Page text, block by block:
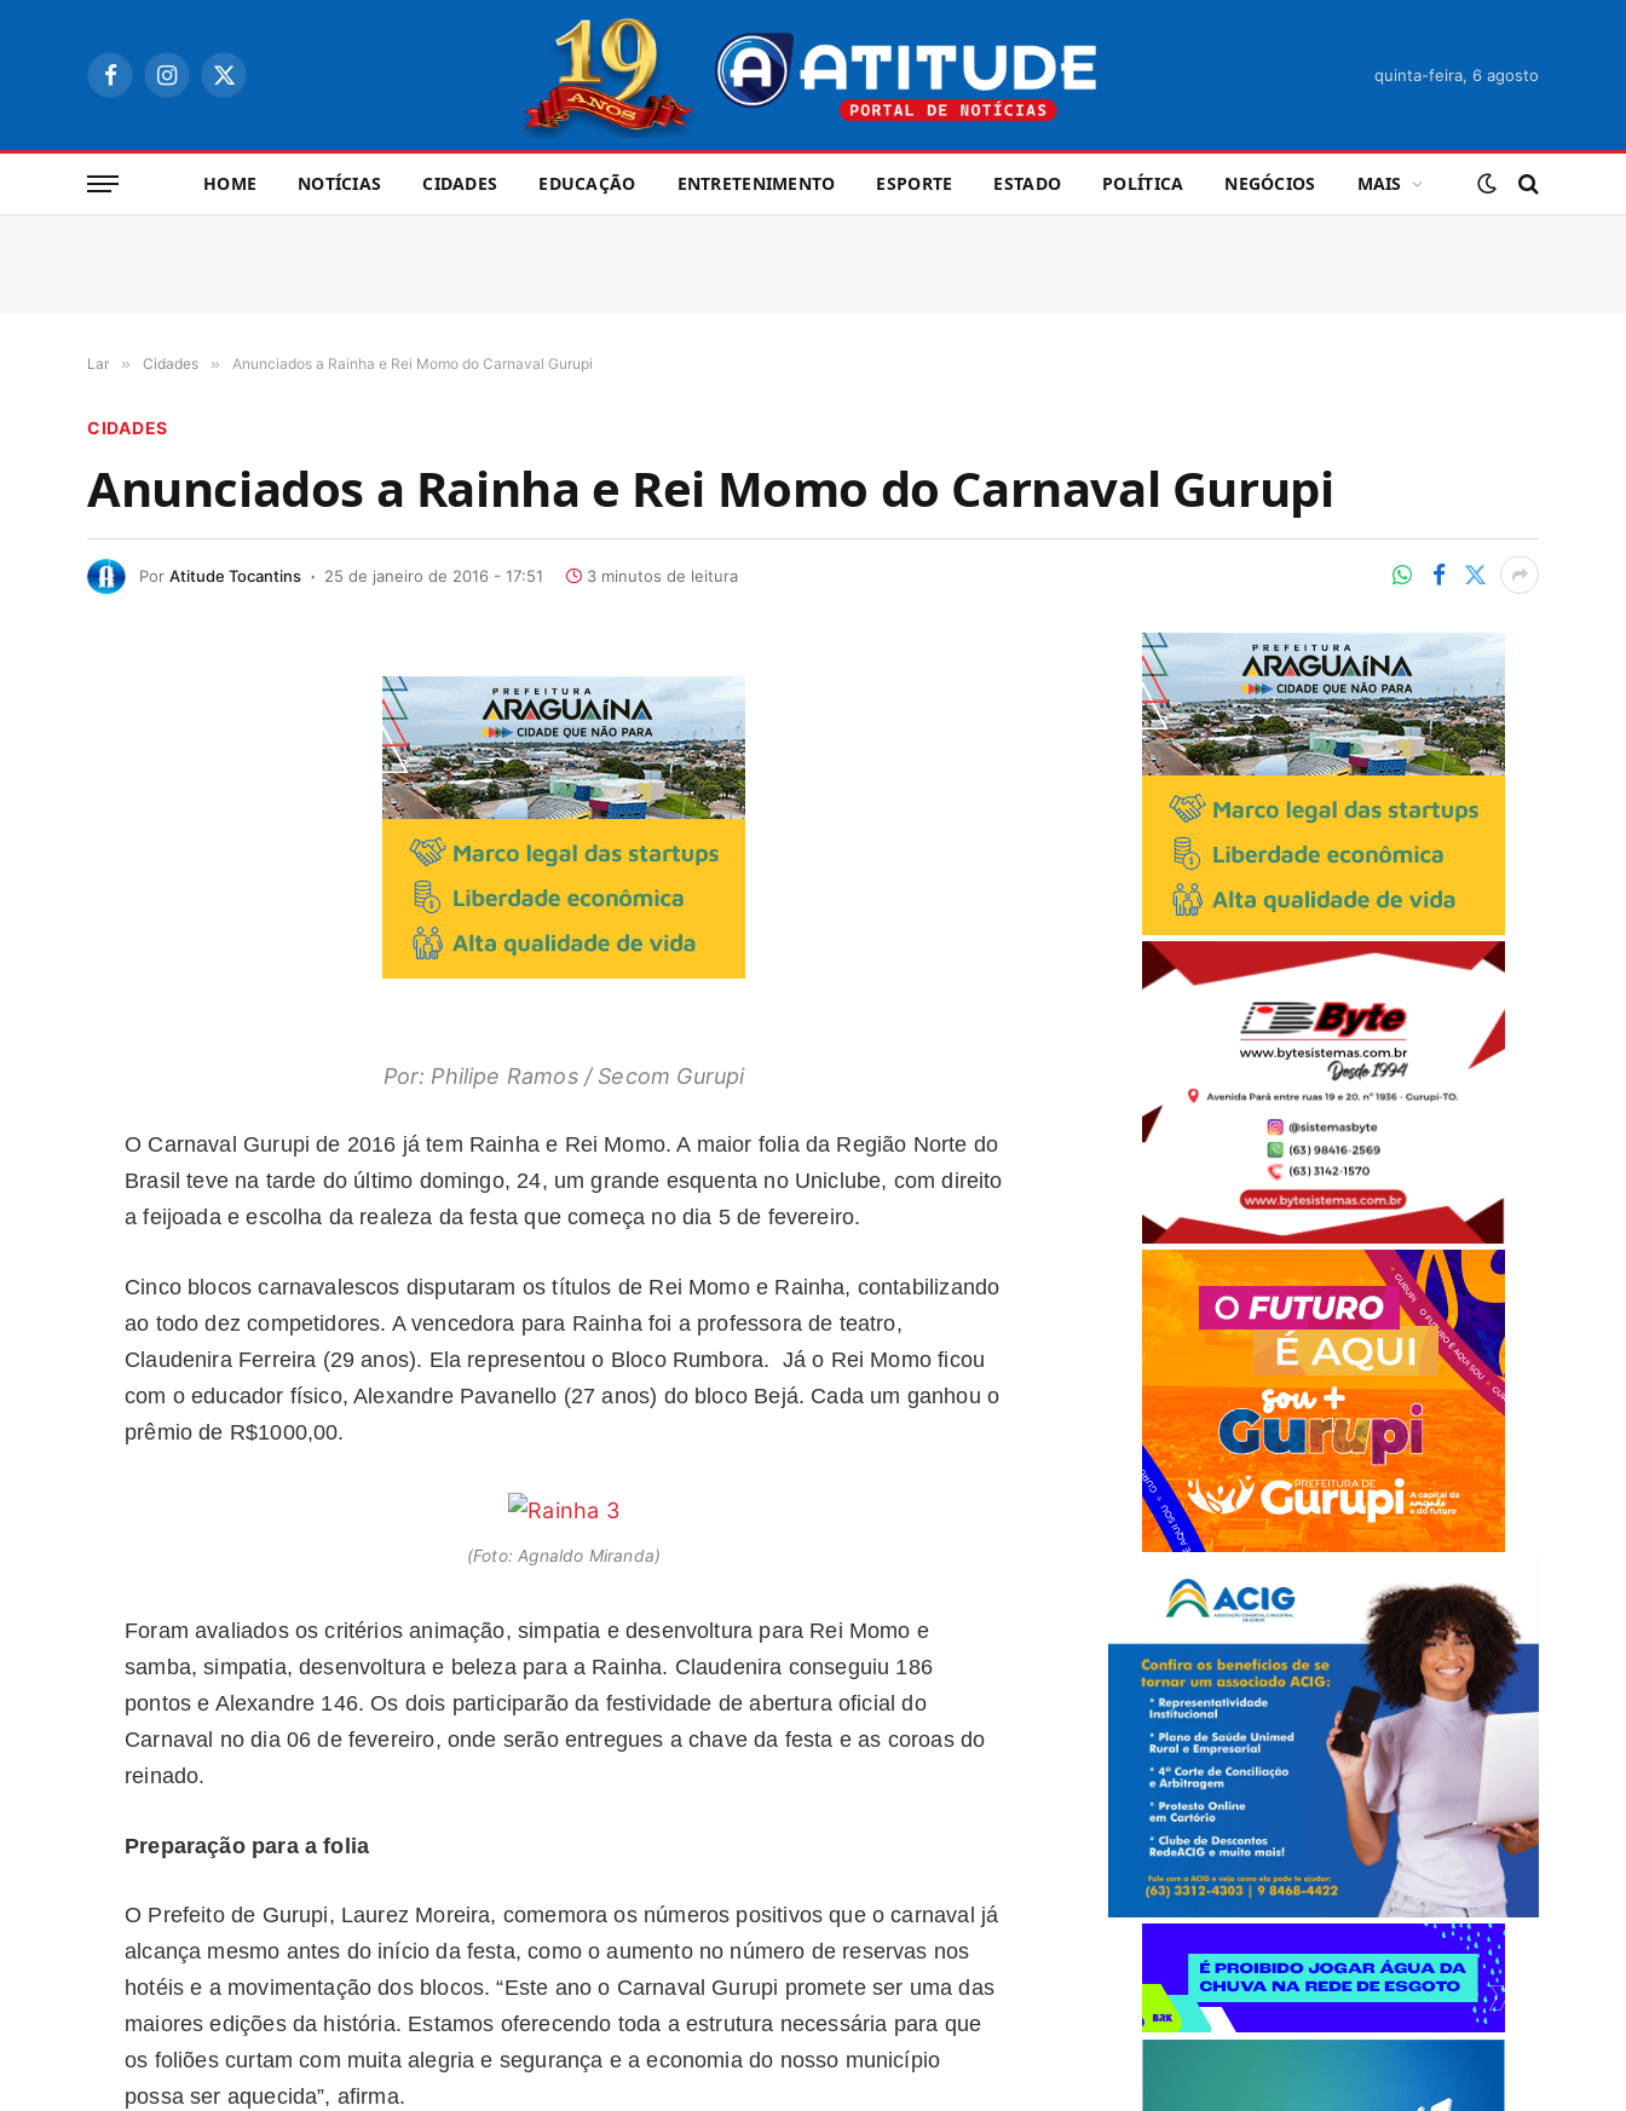
FacebookInstagram
X
quinta-feira, 6 agosto
HOME NOTÍCIAS CIDADES EDUCAÇÃO ENTRETENIMENTO ESPORTE ESTADO POLÍTICA NEGÓCIOS MAIS
Lar » Cidades » Anunciados a Rainha e Rei Momo do Carnaval Gurupi
CIDADES
Anunciados a Rainha e Rei Momo do Carnaval Gurupi
Por Atitude Tocantins 25 de janeiro de 2016 - 17:51 3 minutos de leitura
Por: Philipe Ramos / Secom Gurupi
O Carnaval Gurupi de 2016 já tem Rainha e Rei Momo. A maior folia da Região Norte do
Brasil teve na tarde do último domingo, 24, um grande esquenta no Uniclube, com direito
a feijoada e escolha da realeza da festa que começa no dia 5 de fevereiro.
Cinco blocos carnavalescos disputaram os títulos de Rei Momo e Rainha, contabilizando
ao todo dez competidores. A vencedora para Rainha foi a professora de teatro,
Claudenira Ferreira (29 anos). Ela representou o Bloco Rumbora. Já o Rei Momo ficou
com o educador físico, Alexandre Pavanello (27 anos) do bloco Bejá. Cada um ganhou o
prêmio de R$1000,00.
(Foto: Agnaldo Miranda)
Foram avaliados os critérios animação, simpatia e desenvoltura para Rei Momo e
samba, simpatia, desenvoltura e beleza para a Rainha. Claudenira conseguiu 186
pontos e Alexandre 146. Os dois participarão da festividade de abertura oficial do
Carnaval no dia 06 de fevereiro, onde serão entregues a chave da festa e as coroas do
reinado.
Preparação para a folia
O Prefeito de Gurupi, Laurez Moreira, comemora os números positivos que o carnaval já
alcança mesmo antes do início da festa, como o aumento no número de reservas nos
hotéis e a movimentação dos blocos. “Este ano o Carnaval Gurupi promete ser uma das
maiores edições da história. Estamos oferecendo toda a estrutura necessária para que
os foliões curtam com muita alegria e segurança e a economia do nosso município
possa ser aquecida”, afirma.